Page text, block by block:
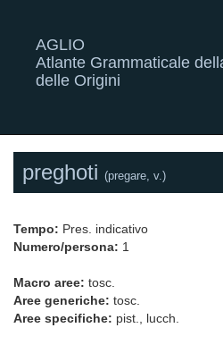
AGLIO
Atlante Grammaticale
delle Origini
preghoti (pregare, v.)
Tempo: Pres. indicativo
Numero/persona: 1
Macro aree: tosc.
Aree generiche: tosc.
Aree specifiche: pist., lucch.